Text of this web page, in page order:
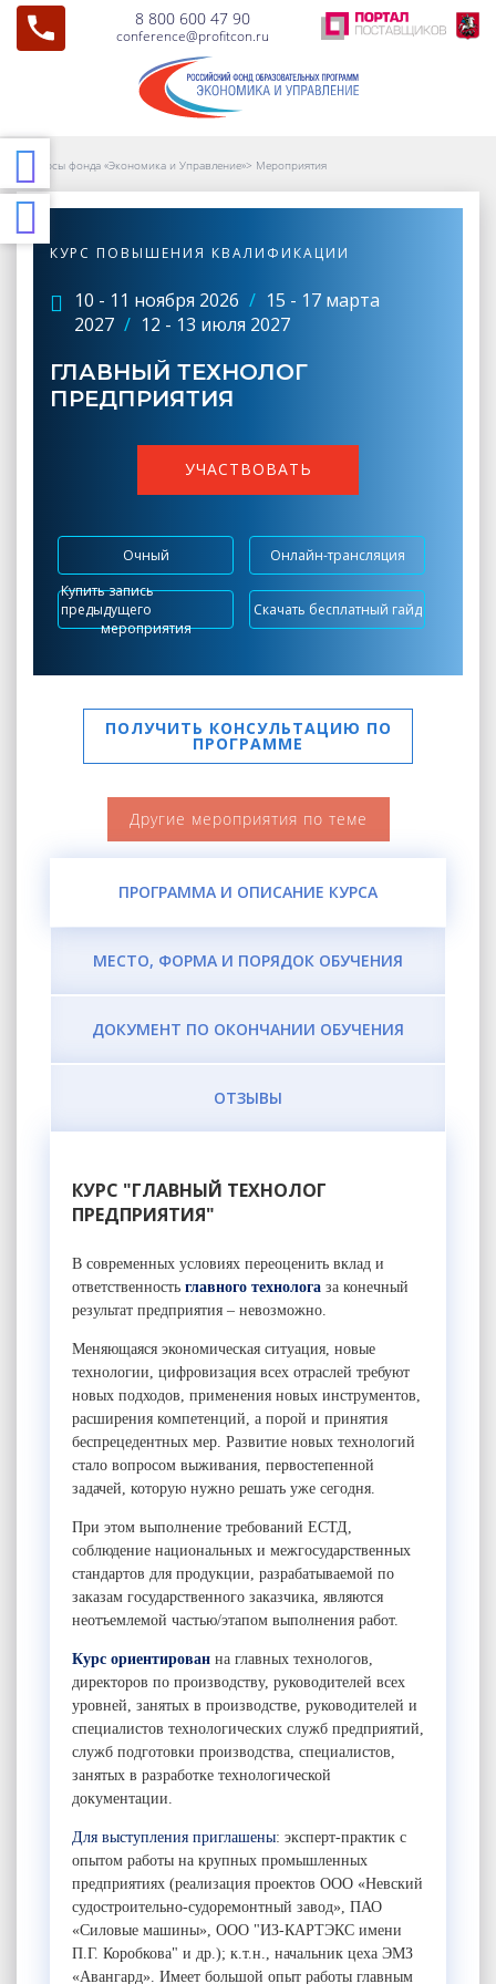
8 800 600 47 90
conference@profitcon.ru
Курсы фонда «Экономика и Управление»> Мероприятия
КУРС ПОВЫШЕНИЯ КВАЛИФИКАЦИИ
10 - 11 ноября 2026 / 15 - 17 марта
2027 / 12 - 13 июля 2027
ГЛАВНЫЙ ТЕХНОЛОГ
ПРЕДПРИЯТИЯ
УЧАСТВОВАТЬ
Очный
Онлайн-трансляция
Купить запись
предыдущего
мероприятия
Скачать бесплатный гайд
ПОЛУЧИТЬ КОНСУЛЬТАЦИЮ ПО
ПРОГРАММЕ
Другие мероприятия по теме
ПРОГРАММА И ОПИСАНИЕ КУРСА
МЕСТО, ФОРМА И ПОРЯДОК ОБУЧЕНИЯ
ДОКУМЕНТ ПО ОКОНЧАНИИ ОБУЧЕНИЯ
ОТЗЫВЫ
КУРС "ГЛАВНЫЙ ТЕХНОЛОГ
ПРЕДПРИЯТИЯ"
В современных условиях переоценить вклад и
ответственность главного технолога за конечный
результат предприятия – невозможно.
Меняющаяся экономическая ситуация, новые
технологии, цифровизация всех отраслей требуют
новых подходов, применения новых инструментов,
расширения компетенций, а порой и принятия
беспрецедентных мер. Развитие новых технологий
стало вопросом выживания, первостепенной
задачей, которую нужно решать уже сегодня.
При этом выполнение требований ЕСТД,
соблюдение национальных и межгосударственных
стандартов для продукции, разрабатываемой по
заказам государственного заказчика, являются
неотъемлемой частью/этапом выполнения работ.
Курс ориентирован на главных технологов,
директоров по производству, руководителей всех
уровней, занятых в производстве, руководителей и
специалистов технологических служб предприятий,
служб подготовки производства, специалистов,
занятых в разработке технологической
документации.
Для выступления приглашены: эксперт-практик с
опытом работы на крупных промышленных
предприятиях (реализация проектов ООО «Невский
судостроительно-судоремонтный завод», ПАО
«Силовые машины», ООО "ИЗ-КАРТЭКС имени
П.Г. Коробкова" и др.); к.т.н., начальник цеха ЭМЗ
«Авангард». Имеет большой опыт работы главным